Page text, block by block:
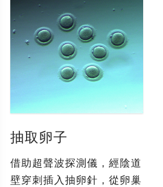
抽取卵子
借助超聲波探測儀，經陰道
壁穿刺插入抽卵針，從卵巢